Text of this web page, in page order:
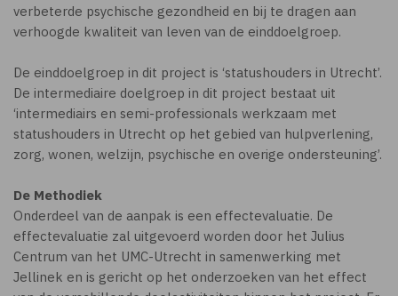
verbeterde psychische gezondheid en bij te dragen aan
verhoogde kwaliteit van leven van de einddoelgroep.
De einddoelgroep in dit project is ‘statushouders in Utrecht’.
De intermediaire doelgroep in dit project bestaat uit
‘intermediairs en semi-professionals werkzaam met
statushouders in Utrecht op het gebied van hulpverlening,
zorg, wonen, welzijn, psychische en overige ondersteuning’.
De Methodiek
Onderdeel van de aanpak is een effectevaluatie. De
effectevaluatie zal uitgevoerd worden door het Julius
Centrum van het UMC-Utrecht in samenwerking met
Jellinek en is gericht op het onderzoeken van het effect